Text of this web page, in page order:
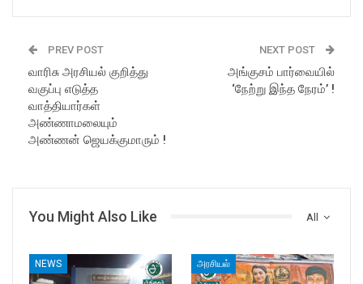
PREV POST
வாரிசு அரசியல் குறித்து
வகுப்பு எடுத்த
வாத்தியார்கள்
அண்ணாமலையும்
அண்ணன் ஜெயக்குமாரும் !
NEXT POST
அங்குசம் பார்வையில்
‘நேற்று இந்த நேரம்’ !
All
You Might Also Like
NEWS அரசியல்